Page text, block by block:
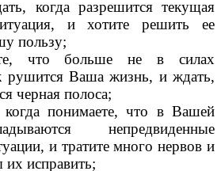
когда разрешится текущая
и хотите решить ее
пользу;
что больше не в силах
рушится Ваша жизнь, и ждать,
черная полоса;
когда понимаете, что в Вашей
непредвиденные
и тратите много нервов и
их исправить;